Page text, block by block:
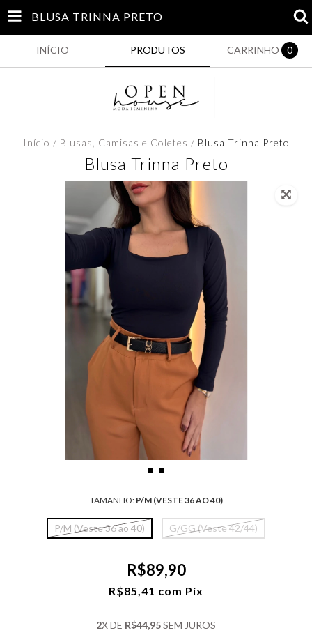
BLUSA TRINNA PRETO
INÍCIO PRODUTOS CARRINHO 0
Início / Blusas, Camisas e Coletes / Blusa Trinna Preto
Blusa Trinna Preto
TAMANHO: P/M (VESTE 36 AO 40)
P/M (Veste 36 ao 40) G/GG (Veste 42/44)
R$89,90
R$85,41 com Pix
2X DE R$44,95SEM JUROS